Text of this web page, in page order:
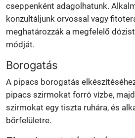
cseppenként adagolhatunk.
konzultáljunk orvossal vagy
meghatározzák a megfelelő
módját.
Borogatás
A pipacs borogatás
pipacs szirmokat forró vízbe,
szirmokat egy tiszta ruhára, és
bőrfelületre.